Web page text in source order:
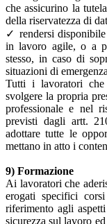
che assicurino la
della riservatezza di
✓ rendersi
in lavoro agile, o a
stesso, in caso di
situazioni di
Tutti i lavoratori che
svolgere la propria
professionale e nel
previsti dagli artt.
adottare tutte le
mettano in atto i
9) Formazione
Ai lavoratori che
erogati specifici
riferimento agli
sicurezza sul lavoro